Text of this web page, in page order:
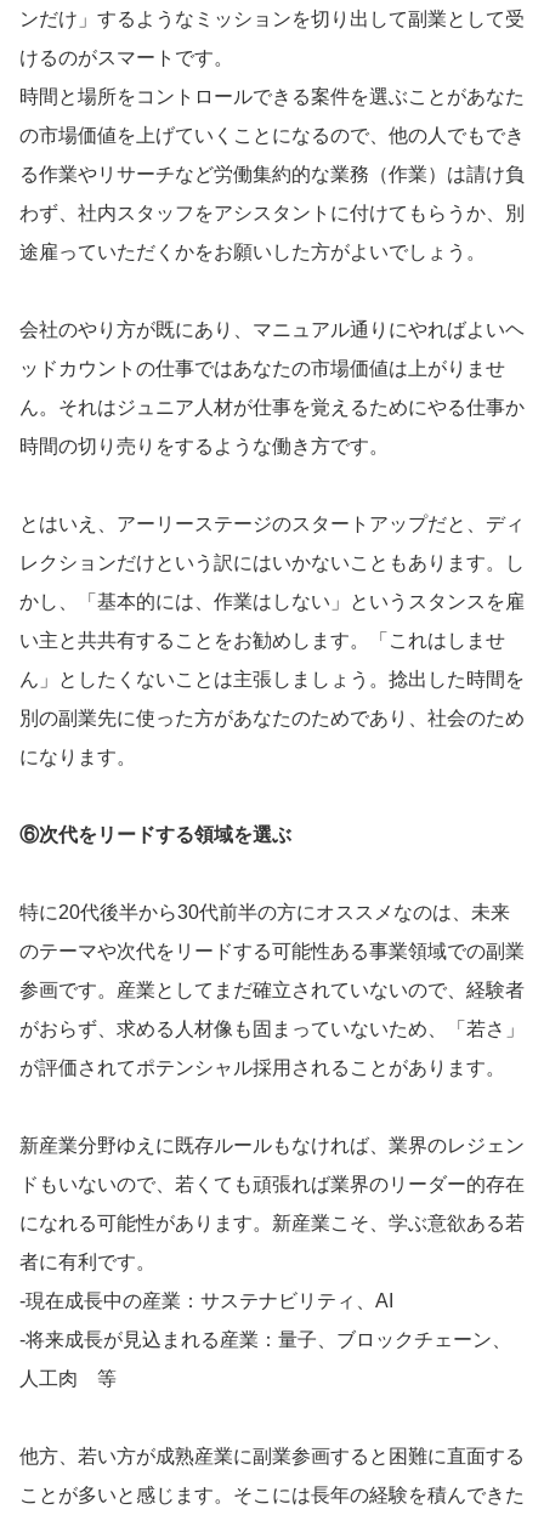
ンだけ」するようなミッションを切り出して副業として受
けるのがスマートです。
時間と場所をコントロールできる案件を選ぶことがあなた
の市場価値を上げていくことになるので、他の人でもでき
る作業やリサーチなど労働集約的な業務（作業）は請け負
わず、社内スタッフをアシスタントに付けてもらうか、別
途雇っていただくかをお願いした方がよいでしょう。
会社のやり方が既にあり、マニュアル通りにやればよいヘ
ッドカウントの仕事ではあなたの市場価値は上がりませ
ん。それはジュニア人材が仕事を覚えるためにやる仕事か
時間の切り売りをするような働き方です。
とはいえ、アーリーステージのスタートアップだと、ディ
レクションだけという訳にはいかないこともあります。し
かし、「基本的には、作業はしない」というスタンスを雇
い主と共共有することをお勧めします。「これはしませ
ん」としたくないことは主張しましょう。捻出した時間を
別の副業先に使った方があなたのためであり、社会のため
になります。
⑥次代をリードする領域を選ぶ
特に20代後半から30代前半の方にオススメなのは、未来
のテーマや次代をリードする可能性ある事業領域での副業
参画です。産業としてまだ確立されていないので、経験者
がおらず、求める人材像も固まっていないため、「若さ」
が評価されてポテンシャル採用されることがあります。
新産業分野ゆえに既存ルールもなければ、業界のレジェン
ドもいないので、若くても頑張れば業界のリーダー的存在
になれる可能性があります。新産業こそ、学ぶ意欲ある若
者に有利です。
‐現在成長中の産業：サステナビリティ、AI
‐将来成長が見込まれる産業：量子、ブロックチェーン、
人工肉 等
他方、若い方が成熟産業に副業参画すると困難に直面する
ことが多いと感じます。そこには長年の経験を積んできた